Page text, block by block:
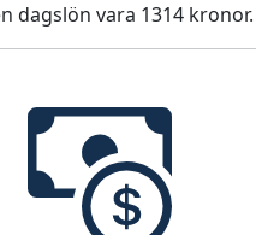
dagslön vara 1314 kronor.